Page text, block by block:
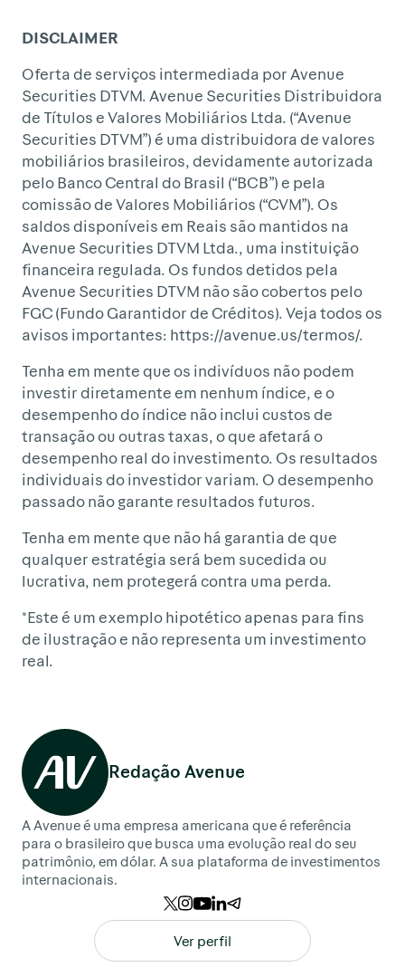
DISCLAIMER
Oferta de serviços intermediada por Avenue
Securities DTVM. Avenue Securities Distribuidora
de Títulos e Valores Mobiliários Ltda. (“Avenue
Securities DTVM”) é uma distribuidora de valores
mobiliários brasileiros, devidamente autorizada
pelo Banco Central do Brasil (“BCB”) e pela
comissão de Valores Mobiliários (“CVM”). Os
saldos disponíveis em Reais são mantidos na
Avenue Securities DTVM Ltda., uma instituição
financeira regulada. Os fundos detidos pela
Avenue Securities DTVM não são cobertos pelo
FGC (Fundo Garantidor de Créditos). Veja todos os
avisos importantes: https://avenue.us/termos/.
Tenha em mente que os indivíduos não podem
investir diretamente em nenhum índice, e o
desempenho do índice não inclui custos de
transação ou outras taxas, o que afetará o
desempenho real do investimento. Os resultados
individuais do investidor variam. O desempenho
passado não garante resultados futuros.
Tenha em mente que não há garantia de que
qualquer estratégia será bem sucedida ou
lucrativa, nem protegerá contra uma perda.
*Este é um exemplo hipotético apenas para fins
de ilustração e não representa um investimento
real.
Redação Avenue
A Avenue é uma empresa americana que é referência
para o brasileiro que busca uma evolução real do seu
patrimônio, em dólar. A sua plataforma de investimentos
internacionais.
Ver perfil